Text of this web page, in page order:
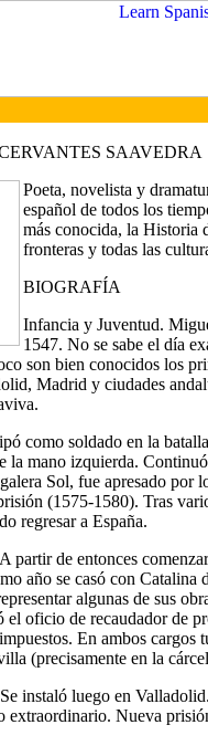
SAAVEDRA
Poeta, novelista y
español de todos los
más conocida, la Historia
fronteras y todas las
BIOGRAFÍA
Infancia y Juventud.
1547. No se sabe el día
son bien conocidos los
Madrid y ciudades
como soldado en la
la mano izquierda.
Sol, fue apresado por
(1575-1580). Tras
regresar a España.
A partir de entonces
año se casó con
algunas de sus
el oficio de recaudador de
En ambos
(precisamente en la
instaló luego en
extraordinario. Nueva